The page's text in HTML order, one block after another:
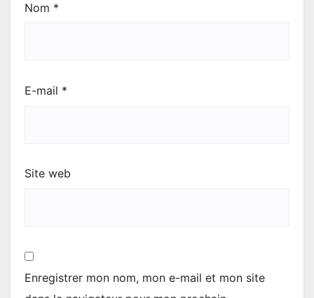
Nom *
E-mail *
Site web
Enregistrer mon nom, mon e-mail et mon site